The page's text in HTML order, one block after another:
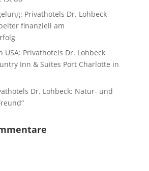
Privathotels Dr. Lohbeck
finanziell am
USA: Privathotels Dr. Lohbeck
Inn & Suites Port Charlotte in
Dr. Lohbeck: Natur- und